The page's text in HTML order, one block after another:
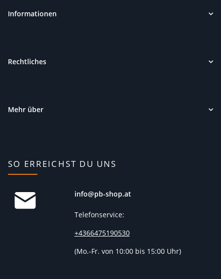
Informationen
Rechtliches
Mehr über
SO ERREICHST DU UNS
info@pb-shop.at
Telefonservice:
+4366475190530
(Mo.-Fr. von 10:00 bis 15:00 Uhr)